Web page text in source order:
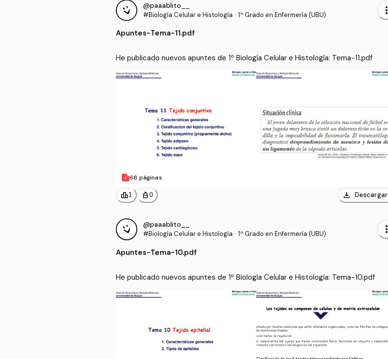
@paaablito__
#Biología Celular e Histología · 1º Grado en Enfermería (UBU) more_vert
Apuntes-Tema-11.pdf
He publicado nuevos apuntes de 1º Biología Celular e Histología: Tema-11.pdf
68 páginas
leaderboard1 personal_bag 0 download Descargar
@paaablito__
#Biología Celular e Histología · 1º Grado en Enfermería (UBU) more_vert
Apuntes-Tema-10.pdf
He publicado nuevos apuntes de 1º Biología Celular e Histología: Tema-10.pdf